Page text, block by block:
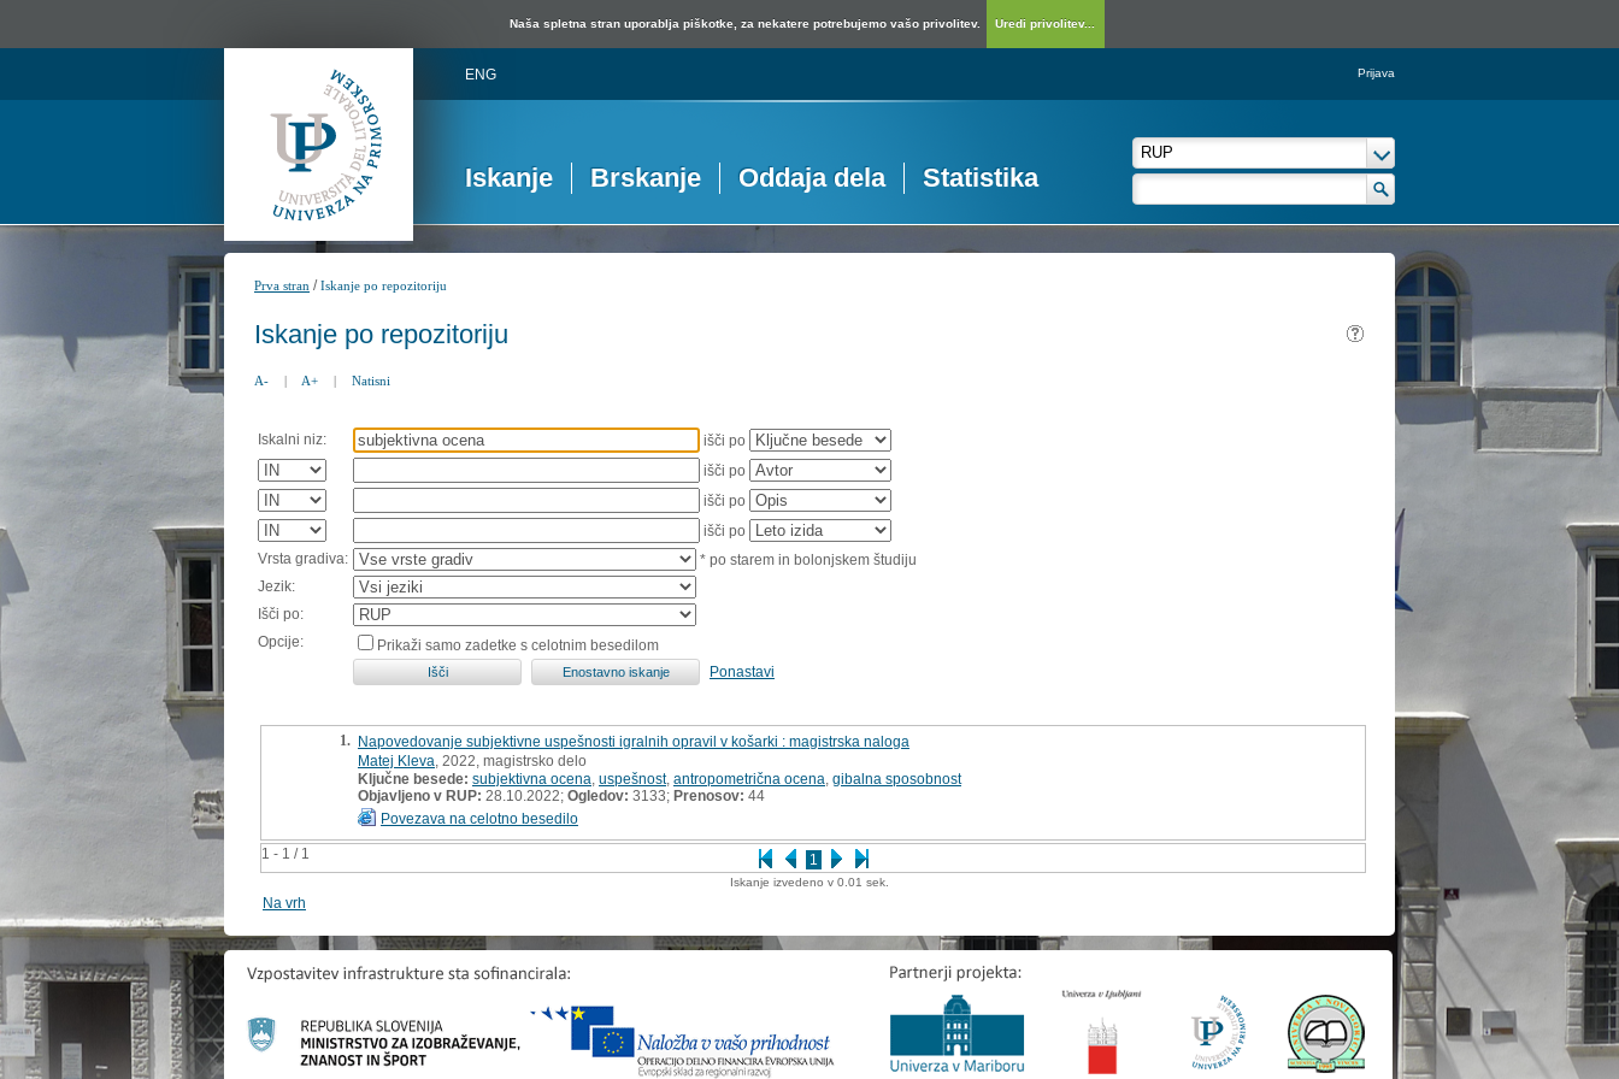
Naša spletna stran uporablja piškotke, za nekatere potrebujemo vašo privolitev. Uredi privolitev...
ENG Prijava
Iskanje Brskanje Oddaja dela Statistika
Prva stran /Iskanje po repozitoriju
Iskanje po repozitoriju
A- | A+ | Natisni
Iskalni niz:
išči po
išči po
išči po
išči po
Vrsta gradiva:
* po starem in bolonjskem študiju
Jezik:
Išči po:
Opcije:
Prikaži samo zadetke s celotnim besedilom
Ponastavi
1 - 1 / 1 1
1. Napovedovanje subjektivne uspešnosti igralnih opravil v košarki : magistrska naloga
Matej Kleva , 2022, magistrsko delo
Ključne besede: subjektivna ocena uspešnost, antropometrična ocena gibalna sposobnost
Objavljeno v RUP: 28.10.2022; Ogledov: 3133; Prenosov: 44
Povezava na celotno besedilo
Iskanje izvedeno v 0.01 sek.
Na vrh